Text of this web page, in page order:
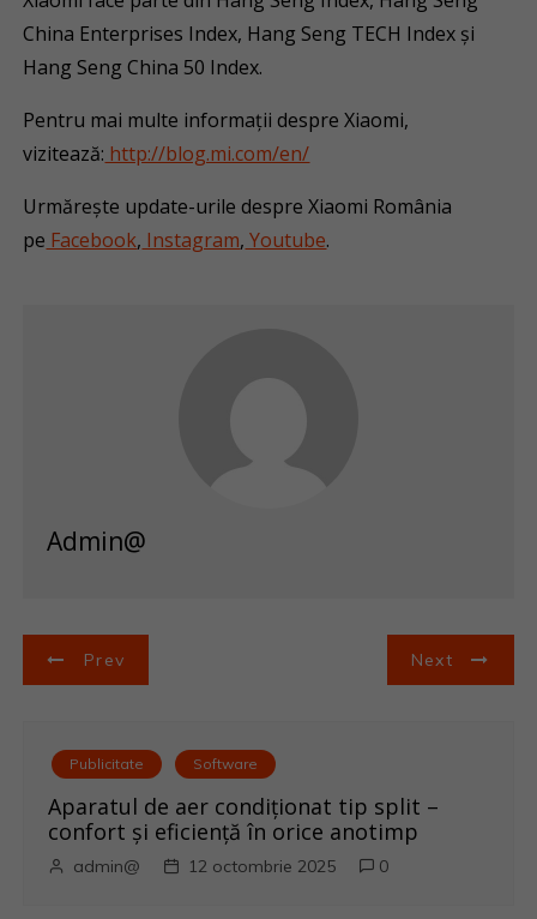
China Enterprises Index, Hang Seng TECH Index și
Hang Seng China 50 Index.
Pentru mai multe informații despre Xiaomi,
vizitează: http://blog.mi.com/en/
Urmărește update-urile despre Xiaomi România
pe Facebook, Instagram, Youtube.
Admin@
N
Prev Next
Publicitate Software
Aparatul de aer condiționat tip split –
confort și eficiență în orice anotimp
admin@ 12 octombrie 2025 0